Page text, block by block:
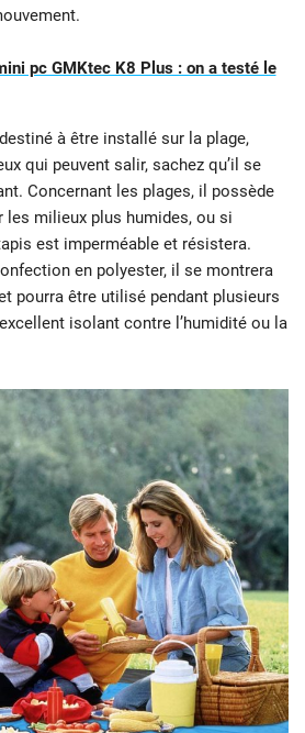
pc GMKtec K8 Plus : on a testé le
à être installé sur la plage,
qui peuvent salir, sachez qu’il se
Concernant les plages, il possède
les milieux plus humides, ou si
est imperméable et résistera.
en polyester, il se montrera
pourra être utilisé pendant plusieurs
isolant contre l’humidité ou la